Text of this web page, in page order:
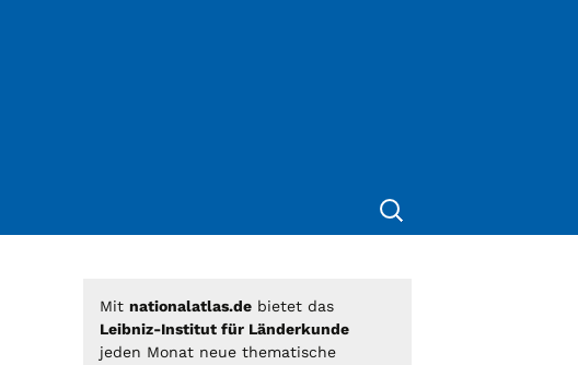
Suche
nach:
Mit nationalatlas.de bietet das
Leibniz-Institut für Länderkunde
jeden Monat neue thematische